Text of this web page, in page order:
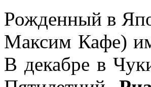
Рожденный в
Максим Кафе)
В декабре в